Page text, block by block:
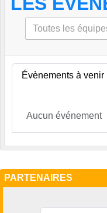
Évènements à venir
Aucun événement
PARTENAIRES